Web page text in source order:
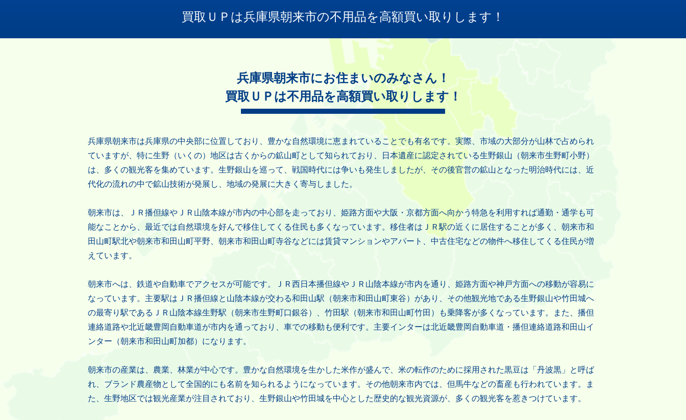
買取ＵＰは兵庫県朝来市の不用品を高額買い取りします！
兵庫県朝来市にお住まいのみなさん！
買取ＵＰは不用品を高額買い取りします！
兵庫県朝来市は兵庫県の中央部に位置しており、豊かな自然環境に恵まれていることでも有名です。実際、市域の大部分が山林で占められ
ていますが、特に生野（いくの）地区は古くからの鉱山町として知られており、日本遺産に認定されている生野銀山（朝来市生野町小野）
は、多くの観光客を集めています。生野銀山を巡って、戦国時代には争いも発生しましたが、その後官営の鉱山となった明治時代には、近
代化の流れの中で鉱山技術が発展し、地域の発展に大きく寄与しました。
朝来市は、ＪＲ播但線やＪＲ山陰本線が市内の中心部を走っており、姫路方面や大阪・京都方面へ向かう特急を利用すれば通勤・通学も可
能なことから、最近では自然環境を好んで移住してくる住民も多くなっています。移住者はＪＲ駅の近くに居住することが多く、朝来市和
田山町駅北や朝来市和田山町平野、朝来市和田山町寺谷などには賃貸マンションやアパート、中古住宅などの物件へ移住してくる住民が増
えています。
朝来市へは、鉄道や自動車でアクセスが可能です。ＪＲ西日本播但線やＪＲ山陰本線が市内を通り、姫路方面や神戸方面への移動が容易に
なっています。主要駅はＪＲ播但線と山陰本線が交わる和田山駅（朝来市和田山町東谷）があり、その他観光地である生野銀山や竹田城へ
の最寄り駅であるＪＲ山陰本線生野駅（朝来市生野町口銀谷）、竹田駅（朝来市和田山町竹田）も乗降客が多くなっています。また、播但
連絡道路や北近畿豊岡自動車道が市内を通っており、車での移動も便利です。主要インターは北近畿豊岡自動車道・播但連絡道路和田山イ
ンター（朝来市和田山町加都）になります。
朝来市の産業は、農業、林業が中心です。豊かな自然環境を生かした米作が盛んで、米の転作のために採用された黒豆は「丹波黒」と呼ば
れ、ブランド農産物として全国的にも名前を知られるようになっています。その他朝来市内では、但馬牛などの畜産も行われています。ま
た、生野地区では観光産業が注目されており、生野銀山や竹田城を中心とした歴史的な観光資源が、多くの観光客を惹きつけています。